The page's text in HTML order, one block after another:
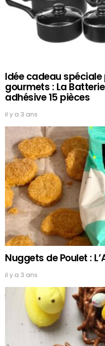
Idée cadeau
gourmets : La
adhésive 15 pièces
il y a 3 ans
Nuggets de Poulet :
il y a 3 ans